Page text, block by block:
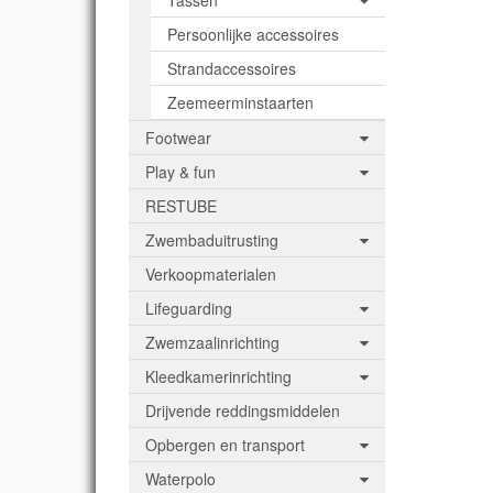
Persoonlijke accessoires
Strandaccessoires
Zeemeerminstaarten
Footwear
Play & fun
RESTUBE
Zwembaduitrusting
Verkoopmaterialen
Lifeguarding
Zwemzaalinrichting
Kleedkamerinrichting
Drijvende reddingsmiddelen
Opbergen en transport
Waterpolo